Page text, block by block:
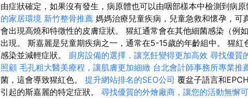
由症狀確定，如果沒有發生，病原體也可以由咽部樣本中檢測到病原
的家居環境 新竹整骨推薦 媽媽治療兒童疾病，兒童急救和懷孕，可
會出現高燒和特徵性的皮膚症狀。 猩紅通常會在其他細菌感染（例
出現。 斯嘉麗是兒童期疾病之一，通常在5-15歲的年齡組中。 猩
感染並減輕症狀。 廚房設備的選擇，讓烹飪變得更加高效 尋找優質
照顧 毛孔粗大醫美療程，讓肌膚更加細緻 台北會計師事務所專業推
菌，這會導致猩紅色。 提升網站排名的SEO公司 覆盆子語言和
引起的斯嘉麗的特定症狀。 尋找優質的外燴廠商，讓您的活動無懈